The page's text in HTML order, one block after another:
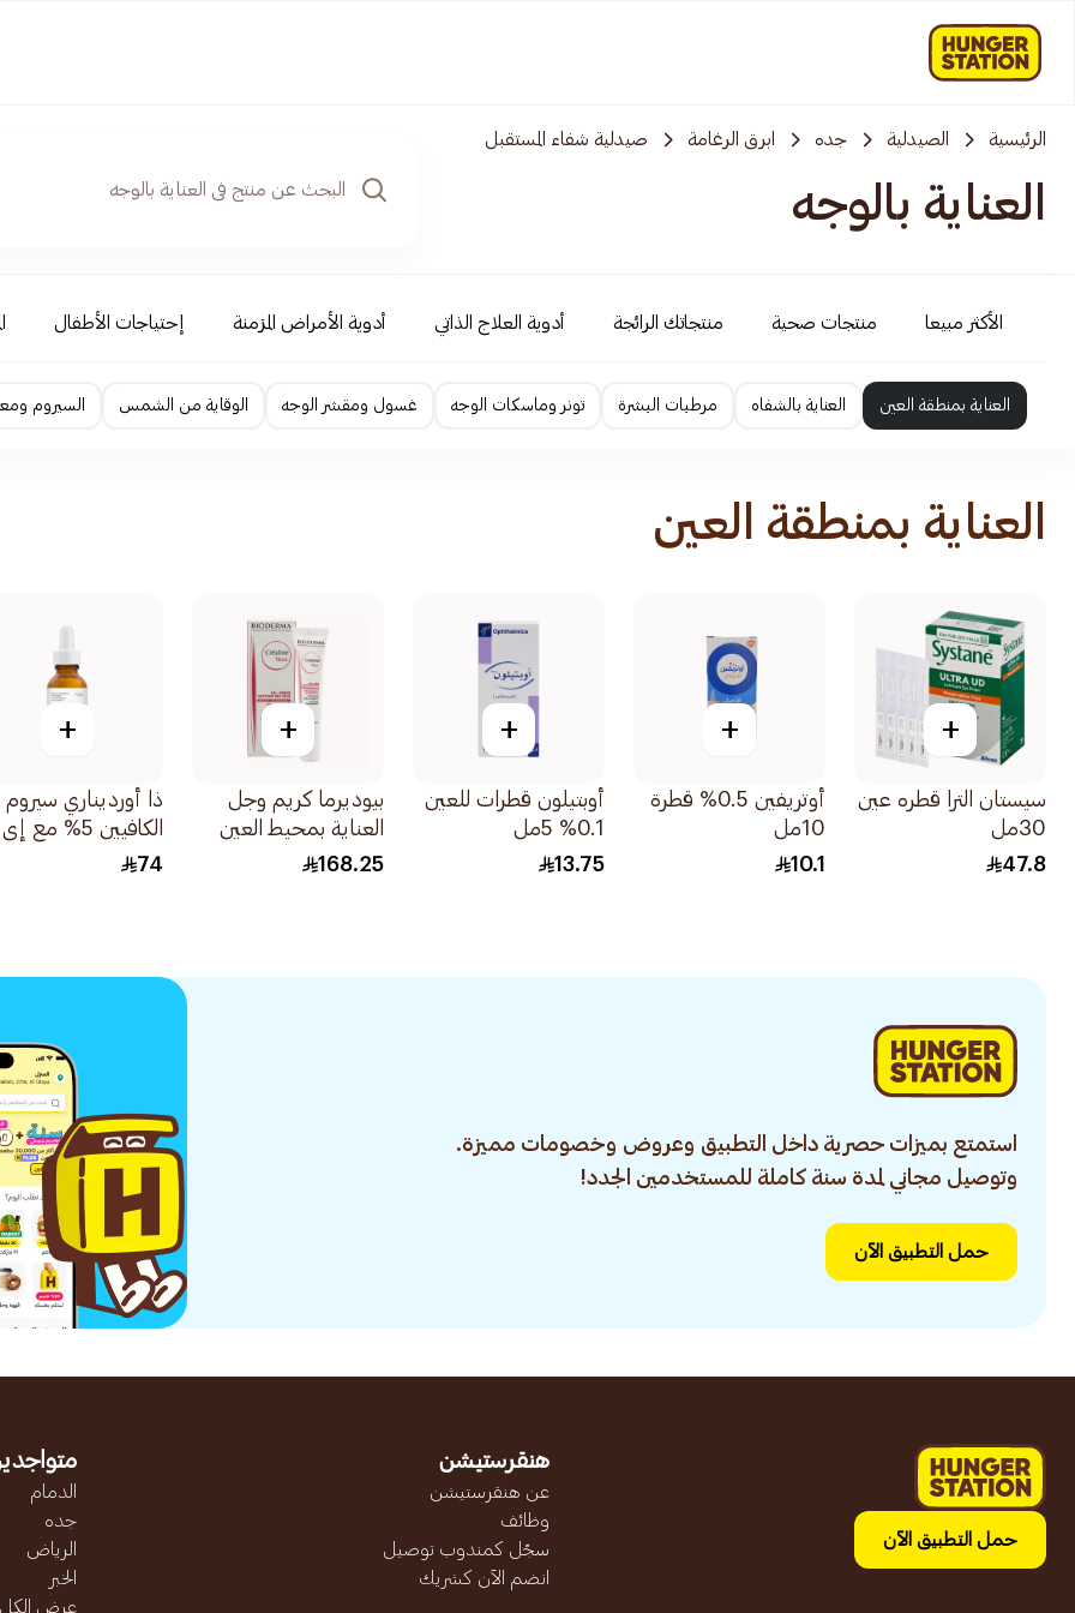
الرئيسية الصيدلية جده ابرق الرغامة صيدلية شفاء المستقبل
العناية بالوجه
الأكثر مبيعا منتجات صحية منتجاتك الرائجة أدوية العلاج الذاتي أدوية الأمراض المزمنة إحتياجات الأطفال
العناية بمنطقة العين العناية بالشفاه مرطبات البشرة تونر وماسكات الوجه غسول ومقشر الوجه الوقاية من الشمس السيروم
العناية بمنطقة العين
+
سيستان الترا قطره عين
30مل
47.8
+
أوتريفين 0.5% قطرة
10مل
10.1
+
أوبتيلون قطرات للعين
0.1% 5مل
13.75
+
بيوديرما كريم وجل
العناية بمحيط العين
عناية بالعين (73e1)
168.25
+
ذا أورديناري سيروم
الكافيين 5%
سي جي 30مل
74
استمتع بميزات حصرية داخل التطبيق وعروض وخصومات مميزة.
وتوصيل مجاني لمدة سنة كاملة للمستخدمين الجدد!
حمل التطبيق الآن
حمل التطبيق الآن
هنقرستيشن
عن هنقرستيشن
وظائف
سجّل كمندوب توصيل
انضم الآن كشريك
الدمام
جده
الرياض
الخبر
عرض